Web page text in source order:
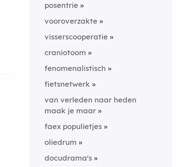
posentrie
vooroverzakte
visserscooperatie
craniotoom
fenomenalistisch
fietsnetwerk
van verleden naar heden
maak je maar
faex populietjes
oliedrum
docudrama's